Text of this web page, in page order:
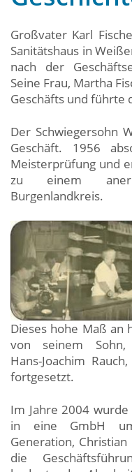
Großvater Karl
Sanitätshaus in
nach der
Seine Frau, Martha
Geschäfts und führte
Der Schwiegersohn
Geschäft. 1956
Meisterprüfung und
zu einem
Burgenlandkreis.
Dieses hohe Maß an
von seinem Sohn,
Hans-Joachim
fortgesetzt.
Im Jahre 2004
in eine GmbH
Generation,
die